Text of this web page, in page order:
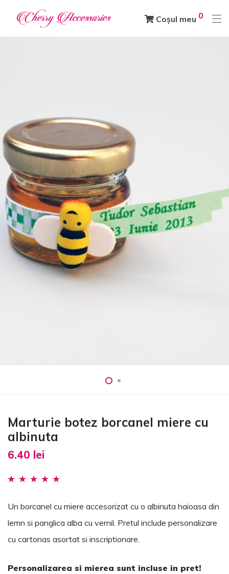
Coșul meu 0
Marturie botez borcanel miere cu
albinuta
6.40 lei
din 5 pe baza
unei evaluări a
Un borcanel cu miere accesorizat cu o albinuta haioasa din
lemn si panglica alba cu vernil. Pretul include personalizare
cu cartonas asortat si inscriptionare.
Personalizarea si mierea sunt incluse in pret!